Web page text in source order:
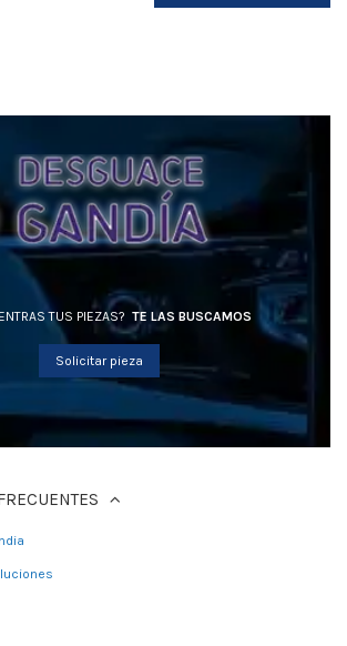
TUS PIEZAS? TE LAS BUSCAMOS
Solicitar pieza